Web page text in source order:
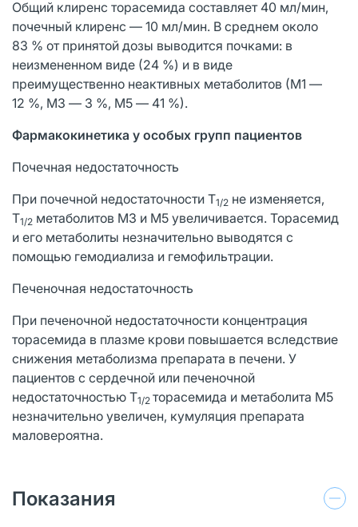
Общий клиренс торасемида составляет 40 мл/мин,
почечный клиренс — 10 мл/мин. В среднем около
83 % от принятой дозы выводится почками: в
неизмененном виде (24 %) и в виде
преимущественно неактивных метаболитов (М1 ―
12 %, М3 ― 3 %, М5 ― 41 %).
Фармакокинетика у особых групп пациентов
Почечная недостаточность
При почечной недостаточности Т1/2 не изменяется,
Т1/2 метаболитов М3 и М5 увеличивается. Торасемид
и его метаболиты незначительно выводятся с
помощью гемодиализа и гемофильтрации.
Печеночная недостаточность
При печеночной недостаточности концентрация
торасемида в плазме крови повышается вследствие
снижения метаболизма препарата в печени. У
пациентов с сердечной или печеночной
недостаточностью Т1/2 торасемида и метаболита М5
незначительно увеличен, кумуляция препарата
маловероятна.
Показания